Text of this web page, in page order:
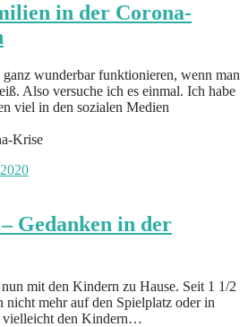
in der Corona-
wunderbar funktionieren, wenn man
Also versuche ich es einmal. Ich habe
viel in den sozialen Medien
Gedanken in der
mit den Kindern zu Hause. Seit 1 1/2
mehr auf den Spielplatz oder in
vielleicht den Kindern…